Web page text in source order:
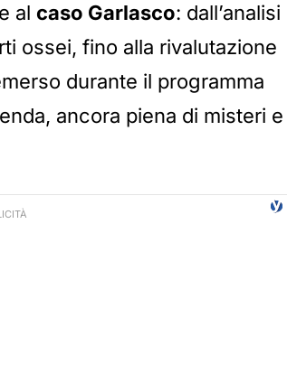
al caso Garlasco: dall’analisi
ossei, fino alla rivalutazione
durante il programma
ancora piena di misteri e